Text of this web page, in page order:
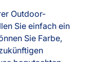
Outdoor-
Sie einfach ein
Sie Farbe,